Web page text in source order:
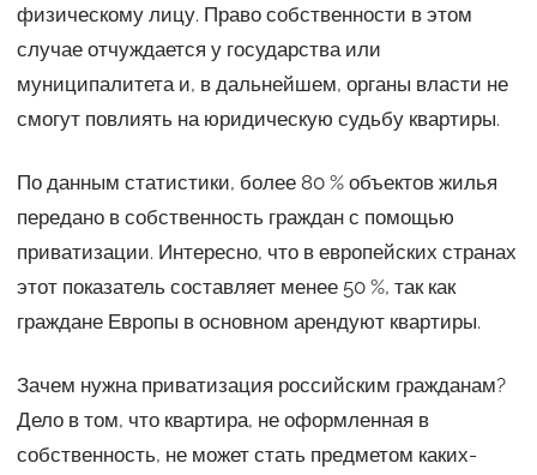
физическому лицу. Право собственности в этом
случае отчуждается у государства или
муниципалитета и, в дальнейшем, органы власти не
смогут повлиять на юридическую судьбу квартиры.
По данным статистики, более 80 % объектов жилья
передано в собственность граждан с помощью
приватизации. Интересно, что в европейских странах
этот показатель составляет менее 50 %, так как
граждане Европы в основном арендуют квартиры.
Зачем нужна приватизация российским гражданам?
Дело в том, что квартира, не оформленная в
собственность, не может стать предметом каких-